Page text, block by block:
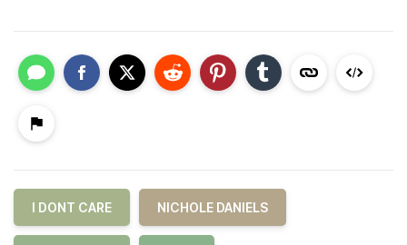
I DONT CARE NICHOLE DANIELS